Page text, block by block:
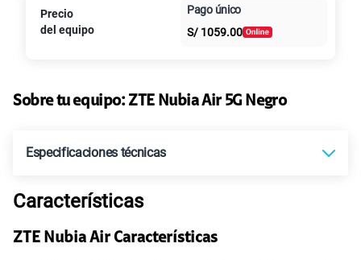
Paga solo
125GBen alta velocidad
79.90 S/
50% dto. x 6 meses
Paga solo
S/ 95.90 S/47.95
110GB
Al contado Cuotas Claro
intereses
Precio
del equipo
Pago único
S/ 1059.00
Sobre tu equipo: ZTE Nubia Air 5G Negro
Especificaciones técnicas
Sistema operativo
Características
ZTE Nubia Air Características